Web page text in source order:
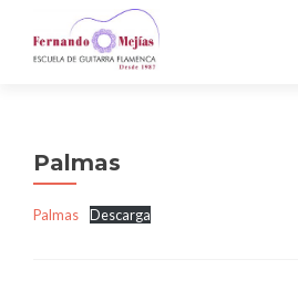
Palmas
Palmas Descarga